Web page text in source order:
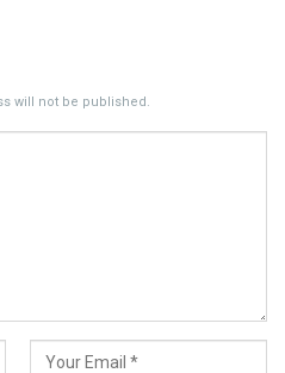
will not be published.